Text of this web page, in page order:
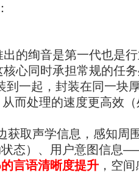
绚音是第一代也是
心同时承担常规的任
一起，封装在同一块
而处理的速度更高效
取声学信息，感知周
态）、用户意图信
言语清晰度提升 ，空